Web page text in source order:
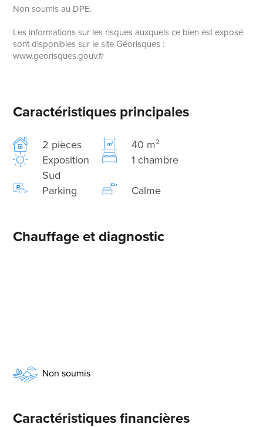
Non soumis au DPE.
Les informations sur les risques auxquels ce bien est exposé
sont disponibles sur le site Géorisques :
www.georisques.gouv.fr
Caractéristiques principales
2 pièces
40 m²
Exposition
Sud
1 chambre
Parking
Calme
Chauffage et diagnostic
Non soumis
Caractéristiques financières